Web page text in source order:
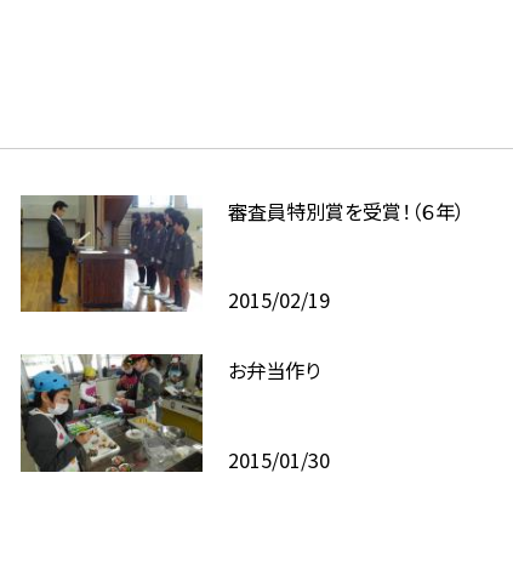
審査員特別賞を受賞！（６年）
2015/02/19
お弁当作り
2015/01/30